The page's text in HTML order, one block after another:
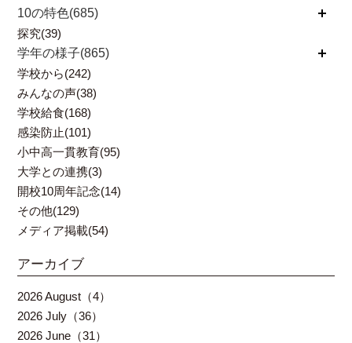
10の特色(685)
開く
探究(39)
学年の様子(865)
開く
学校から(242)
みんなの声(38)
学校給食(168)
感染防止(101)
小中高一貫教育(95)
大学との連携(3)
開校10周年記念(14)
その他(129)
メディア掲載(54)
アーカイブ
2026 August（4）
2026 July（36）
2026 June（31）